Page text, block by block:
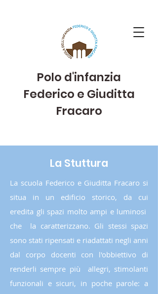
Polo d'infanzia
Federico e Giuditta
Fracaro
La Stuttura
La scuola Federico e Giuditta Fracaro si
situa in un edificio storico, da cui
eredita gli spazi molto ampi e luminosi
che la caratterizzano. Gli stessi spazi
sono stati ripensati e riadattati negli anni
dal corpo docenti con l'obbiettivo di
renderli sempre più allegri, stimolanti
funzionali e sicuri, in poche parole: a